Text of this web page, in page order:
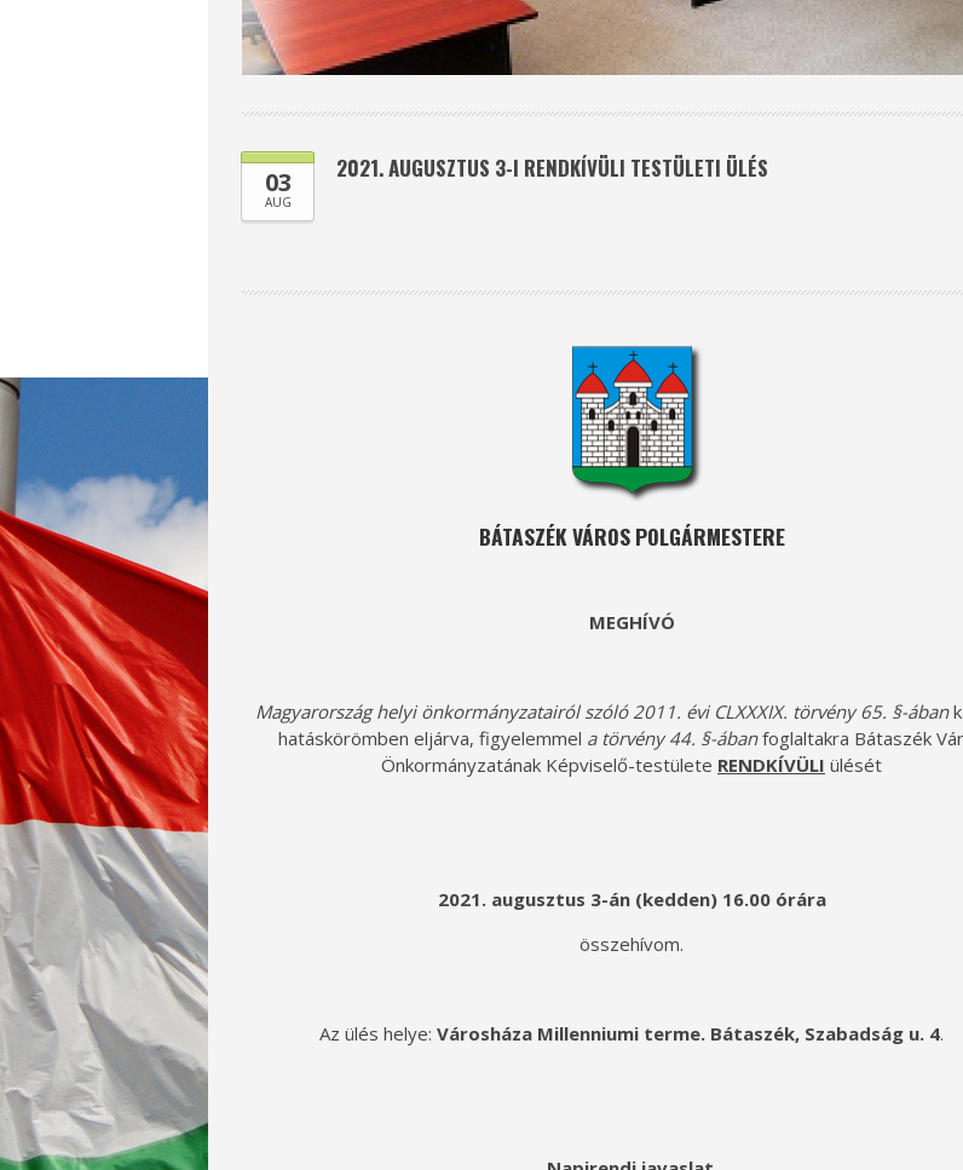
03
AUG
2021. AUGUSZTUS 3-I RENDKÍVÜLI TESTÜLETI ÜLÉS
BÁTASZÉK VÁROS POLGÁRMESTERE
MEGHÍVÓ
Magyarország helyi önkormányzatairól szóló 2011. évi CLXXXIX. törvény 65. §-ában
hatáskörömben eljárva, figyelemmel a törvény 44. §-ábanfoglaltakra Bátaszék
Önkormányzatának Képviselő-testülete RENDKÍVÜLI ülését
2021. augusztus 3-án (kedden) 16.00 órára
összehívom.
Az ülés helye: Városháza Millenniumi terme. Bátaszék, Szabadság u. 4.